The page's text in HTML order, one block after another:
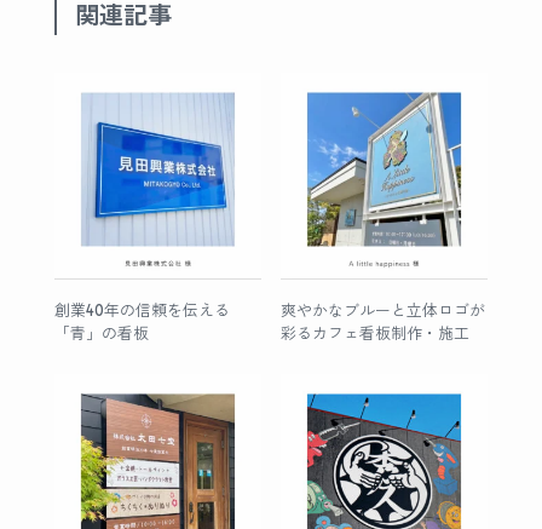
関連記事
創業40年の信頼を伝える
「青」の看板
爽やかなブルーと立体ロゴが
彩るカフェ看板制作・施工